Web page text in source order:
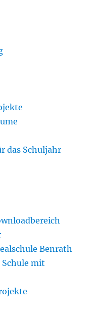
das Schuljahr
Benrath
Schule mit